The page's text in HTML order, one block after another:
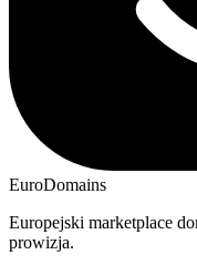
EuroDomains
Europejski marketplace
prowizja.